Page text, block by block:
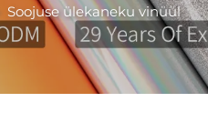
Soojuse ülekaneku vinüül